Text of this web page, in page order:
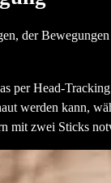
der
per Head-
werden kann,
mit zwei Sticks